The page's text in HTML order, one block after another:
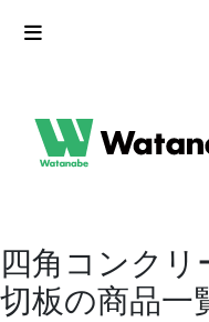
四角コンク
切板の商品一